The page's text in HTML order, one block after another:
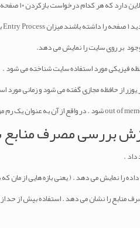
بر روی سایت را نمایش می دهد.
فیزیکی مورد استفاده سایت شناخته می شود .
یوزر از حافظه مجازی گفته می شود و زمانی
بررسی مصرف
.
را نشان می دهد . استفاده بیش از حد